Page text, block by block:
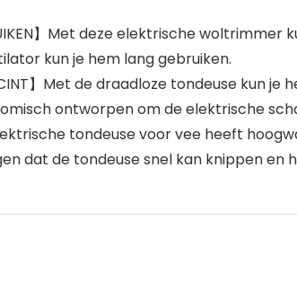
】Met deze elektrische
kun je hem lang gebruiken.
】Met de draadloze tondeuse
ontworpen om de elektrische
tondeuse voor vee heeft
dat de tondeuse snel kan knippen en